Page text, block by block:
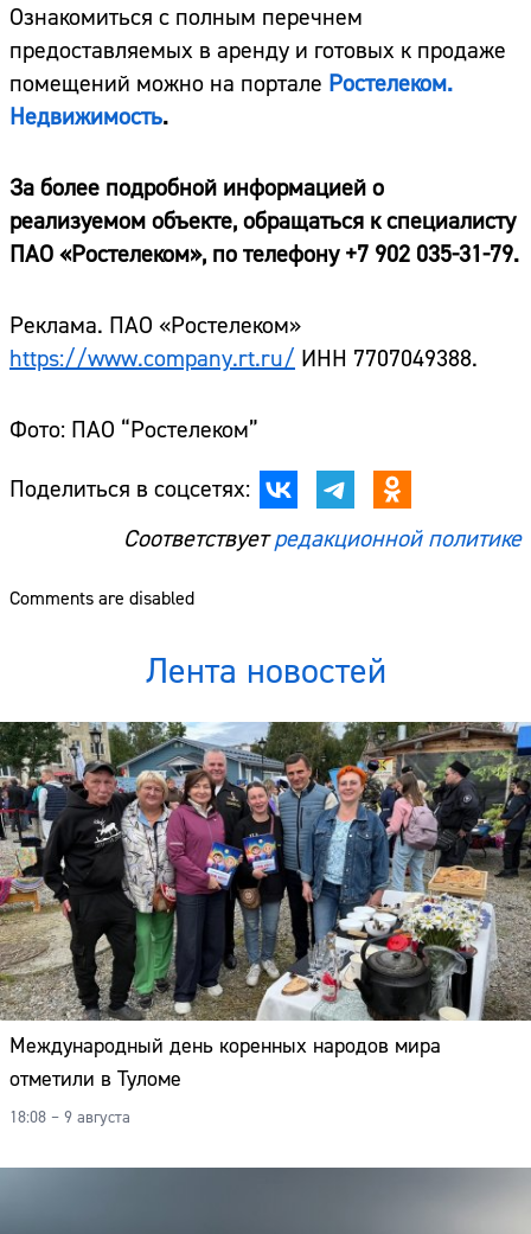
Ознакомиться с полным перечнем
предоставляемых в аренду и готовых к продаже
помещений можно на портале Ростелеком.
Недвижимость.
За более подробной информацией о
реализуемом объекте, обращаться к специалисту
ПАО «Ростелеком», по телефону +7 902 035-31-79.
Реклама. ПАО «Ростелеком»
https://www.company.rt.ru/ ИНН 7707049388.
Фото: ПАО “Ростелеком”
Поделиться в соцсетях:
Соответствуетредакционной политике
Comments are disabled
Лента новостей
Международный день коренных народов мира
отметили в Туломе
18:08 – 9 августа